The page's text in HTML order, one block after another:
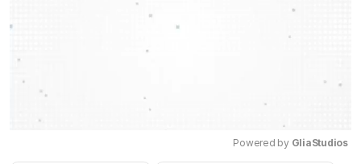
Powered by GliaStudios